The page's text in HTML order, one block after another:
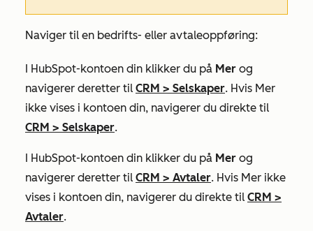
Naviger til en bedrifts- eller avtaleoppføring:
I HubSpot-kontoen din klikker du på Mer og
navigerer deretter til CRM > Selskaper. Hvis Mer
ikke vises i kontoen din, navigerer du direkte til
CRM > Selskaper.
I HubSpot-kontoen din klikker du på Mer og
navigerer deretter til CRM > Avtaler. Hvis Mer ikke
vises i kontoen din, navigerer du direkte til CRM >
Avtaler.